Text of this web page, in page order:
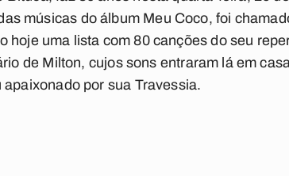
músicas do álbum Meu Coco, foi
hoje uma lista com 80 canções do seu
de Milton, cujos sons entraram lá em
apaixonado por sua Travessia.